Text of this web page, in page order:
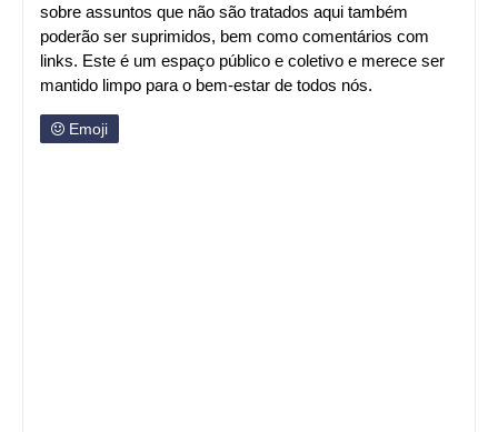
sobre assuntos que não são tratados aqui também
poderão ser suprimidos, bem como comentários com
links. Este é um espaço público e coletivo e merece ser
mantido limpo para o bem-estar de todos nós.
Emoji